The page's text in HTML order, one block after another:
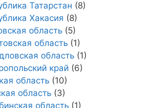
Татарстан (8)
Хакасия (8)
область(5)
область(1)
область(1)
край (6)
область(10)
область(3)
область(1)